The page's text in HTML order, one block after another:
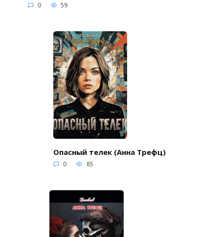
0 59
Опасный телек (Анна Трефц)
0 85